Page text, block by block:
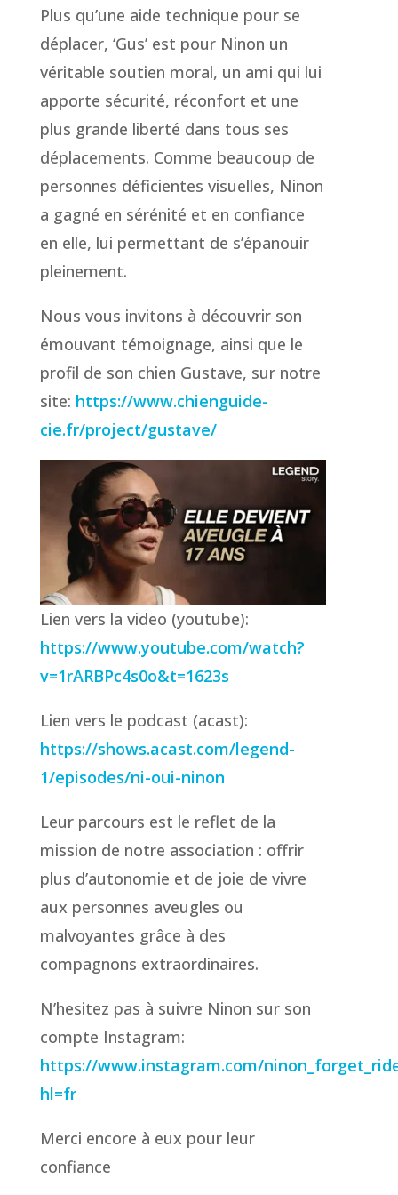
Plus qu’une aide technique pour se
déplacer, ‘Gus’ est pour Ninon un
véritable soutien moral, un ami qui lui
apporte sécurité, réconfort et une
plus grande liberté dans tous ses
déplacements. Comme beaucoup de
personnes déficientes visuelles, Ninon
a gagné en sérénité et en confiance
en elle, lui permettant de s’épanouir
pleinement.
Nous vous invitons à découvrir son
émouvant témoignage, ainsi que le
profil de son chien Gustave, sur notre
site: https://www.chienguide-
cie.fr/project/gustave/
Lien vers la video (youtube):
https://www.youtube.com/watch?
v=1rARBPc4s0o&t=1623s
Lien vers le podcast (acast):
https://shows.acast.com/legend-
1/episodes/ni-oui-ninon
Leur parcours est le reflet de la
mission de notre association : offrir
plus d’autonomie et de joie de vivre
aux personnes aveugles ou
malvoyantes grâce à des
compagnons extraordinaires.
N’hesitez pas à suivre Ninon sur son
compte Instagram:
https://www.instagram.com/
hl=fr
Merci encore à eux pour leur
confiance